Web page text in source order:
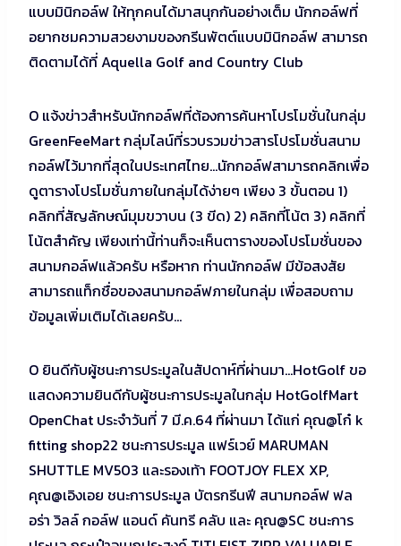
แบบมินิกอล์ฟ ให้ทุกคนได้มาสนุกกันอย่างเต็ม นักกอล์ฟที่
อยากชมความสวยงามของกรีนพัตต์แบบมินิกอล์ฟ สามารถ
ติดตามได้ที่ Aquella Golf and Country Club
O แจ้งข่าวสำหรับนักกอล์ฟที่ต้องการค้นหาโปรโมชั่นในกลุ่ม
GreenFeeMart กลุ่มไลน์ที่รวบรวมข่าวสารโปรโมชั่นสนาม
กอล์ฟไว้มากที่สุดในประเทศไทย…นักกอล์ฟสามารถคลิกเพื่อ
ดูตารางโปรโมชั่นภายในกลุ่มได้ง่ายๆ เพียง 3 ขั้นตอน 1)
คลิกที่สัญลักษณ์มุมขวาบน (3 ขีด) 2) คลิกที่โน้ต 3) คลิกที่
โน้ตสำคัญ เพียงเท่านี้ท่านก็จะเห็นตารางของโปรโมชั่นของ
สนามกอล์ฟแล้วครับ หรือหาก ท่านนักกอล์ฟ มีข้อสงสัย
สามารถแท็กชื่อของสนามกอล์ฟภายในกลุ่ม เพื่อสอบถาม
ข้อมูลเพิ่มเติมได้เลยครับ…
O ยินดีกับผู้ชนะการประมูลในสัปดาห์ที่ผ่านมา…HotGolf ขอ
แสดงความยินดีกับผู้ชนะการประมูลในกลุ่ม HotGolfMart
OpenChat ประจำวันที่ 7 มี.ค.64 ที่ผ่านมา ได้แก่ คุณ@โก๋ k
fitting shop22 ชนะการประมูล แฟร์เวย์ MARUMAN
SHUTTLE MV503 และรองเท้า FOOTJOY FLEX XP,
คุณ@เอิงเอย ชนะการประมูล บัตรกรีนฟี สนามกอล์ฟ ฟล
อร่า วิลล์ กอล์ฟ แอนด์ คันทรี คลับ และ คุณ@SC ชนะการ